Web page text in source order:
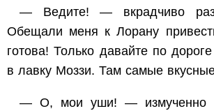
— Ведите! — вкрадчиво
Обещали меня к Лорану
готова! Только давайте по
в лавку Моззи. Там самые
— О, мои уши! — измученно